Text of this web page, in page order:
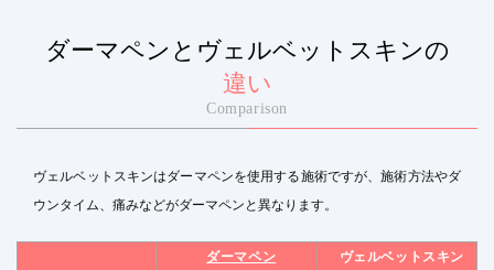
ダーマペンとヴェルベットスキンの
違い
Comparison
ヴェルベットスキンはダーマペンを使用する施術ですが、施術方法やダ
ウンタイム、痛みなどがダーマペンと異なります。
ダーマペン ヴェルベットスキン